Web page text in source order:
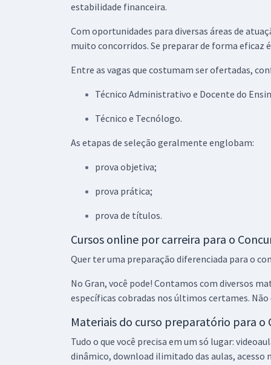
estabilidade financeira.
Com oportunidades para diversas áreas de
muito concorridos. Se preparar de forma eficaz
Entre as vagas que costumam ser ofertadas,
Técnico Administrativo e Docente do
Técnico e Tecnólogo.
As etapas de seleção geralmente englobam:
prova objetiva;
prova prática;
prova de títulos.
Cursos online por carreira para o
Quer ter uma preparação diferenciada para o
No Gran, você pode! Contamos com diversos
específicas cobradas nos últimos certames. Não
Materiais do curso preparatório para o
Tudo o que você precisa em um só lugar:
dinâmico, download ilimitado das aulas, acesso